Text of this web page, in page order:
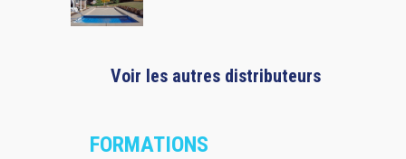
Voir les autres distributeurs
FORMATIONS